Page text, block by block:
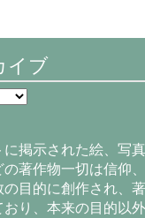
イブ
掲示された絵、写真
の著作物一切は信仰
の目的に創作され、
おり、本来の目的以